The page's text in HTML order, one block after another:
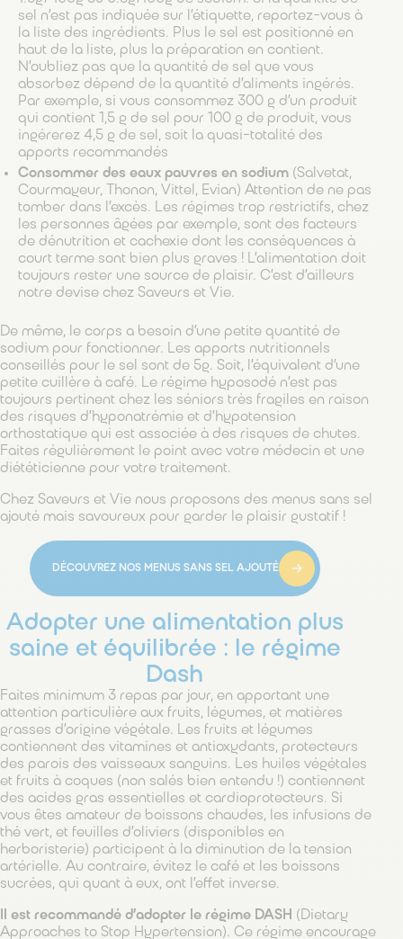
sel n’est pas indiquée sur l’étiquette, reportez-vous à
la liste des ingrédients. Plus le sel est positionné en
haut de la liste, plus la préparation en contient.
N’oubliez pas que la quantité de sel que vous
absorbez dépend de la quantité d’aliments ingérés.
Par exemple, si vous consommez 300 g d’un produit
qui contient 1,5 g de sel pour 100 g de produit, vous
ingérerez 4,5 g de sel, soit la quasi-totalité des
apports recommandés
Consommer des eaux pauvres en sodium (Salvetat,
Courmayeur, Thonon, Vittel, Evian) Attention de ne pas
tomber dans l’excès. Les régimes trop restrictifs, chez
les personnes âgées par exemple, sont des facteurs
de dénutrition et cachexie dont les conséquences à
court terme sont bien plus graves ! L’alimentation doit
toujours rester une source de plaisir. C’est d’ailleurs
notre devise chez Saveurs et Vie.
De même, le corps a besoin d’une petite quantité de
sodium pour fonctionner. Les apports nutritionnels
conseillés pour le sel sont de 5g. Soit, l’équivalent d’une
petite cuillère à café. Le régime hyposodé n’est pas
toujours pertinent chez les séniors très fragiles en raison
des risques d’hyponatrémie et d’hypotension
orthostatique qui est associée à des risques de chutes.
Faites régulièrement le point avec votre médecin et une
diététicienne pour votre traitement.
Chez Saveurs et Vie nous proposons des menus sans sel
ajouté mais savoureux pour garder le plaisir gustatif !
DÉCOUVREZ NOS MENUS SANS SEL AJOUTÉ
Adopter une alimentation plus
saine et équilibrée : le régime
Dash
Faites minimum 3 repas par jour, en apportant une
attention particulière aux fruits, légumes, et matières
grasses d’origine végétale. Les fruits et légumes
contiennent des vitamines et antioxydants, protecteurs
des parois des vaisseaux sanguins. Les huiles végétales
et fruits à coques (non salés bien entendu !) contiennent
des acides gras essentielles et cardioprotecteurs. Si
vous êtes amateur de boissons chaudes, les infusions de
thé vert, et feuilles d’oliviers (disponibles en
herboristerie) participent à la diminution de la tension
artérielle. Au contraire, évitez le café et les boissons
sucrées, qui quant à eux, ont l’effet inverse.
Il est recommandé d’adopter le régime DASH (Dietary
Approaches to Stop Hypertension). Ce régime encourage